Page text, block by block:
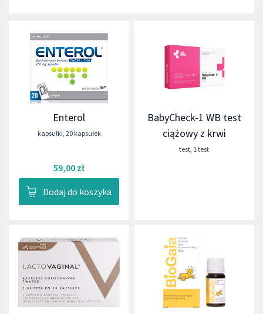
Enterol
kapsułki, 20 kapsułek
59,00 zł
Dodaj do koszyka
BabyCheck-1 WB test
ciążowy z krwi
test, 1 test